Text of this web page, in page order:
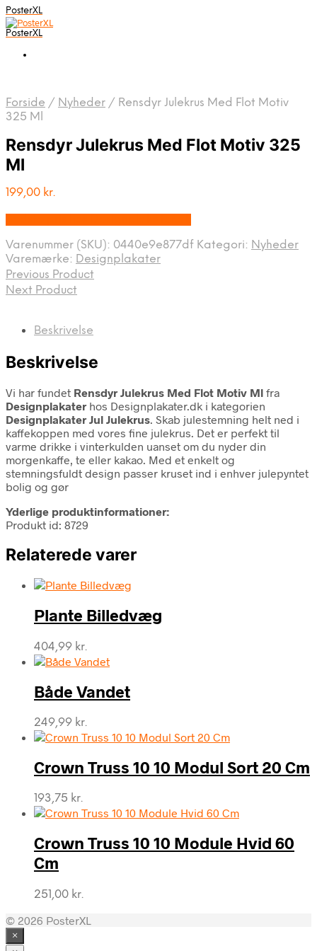
PosterXL
PosterXL
Forside / Nyheder / Rensdyr Julekrus Med Flot Motiv
325 Ml
Rensdyr Julekrus Med Flot Motiv 325
Ml
199,00 kr.
Varenummer (SKU): 0440e9e877df Kategori: Nyheder
Varemærke: Designplakater
Previous Product
Next Product
Beskrivelse
Beskrivelse
Vi har fundet Rensdyr Julekrus Med Flot Motiv Ml fra
Designplakater hos Designplakater.dk i kategorien
Designplakater Jul Julekrus. Skab julestemning helt ned i
kaffekoppen med vores fine julekrus. Det er perfekt til
varme drikke i vinterkulden uanset om du nyder din
morgenkaffe, te eller kakao. Med et enkelt og
stemningsfuldt design passer kruset ind i enhver julepyntet
bolig og gør
Yderlige produktinformationer:
Produkt id: 8729
Relaterede varer
Plante Billedvæg
404,99 kr.
Både Vandet
249,99 kr.
Crown Truss 10 10 Modul Sort 20 Cm
193,75 kr.
Crown Truss 10 10 Module Hvid 60
Cm
251,00 kr.
© 2026 PosterXL
×